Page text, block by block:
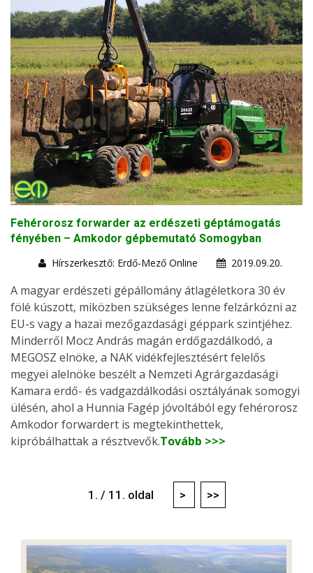
Fehérorosz forwarder az erdészeti géptámogatás
fényében – Amkodor gépbemutató Somogyban
Hírszerkesztő: Erdő-Mező Online
2019.09.20.
A magyar erdészeti gépállomány átlagéletkora 30 év
fölé kúszott, miközben szükséges lenne felzárkózni az
EU-s vagy a hazai mezőgazdasági géppark szintjéhez.
Minderről Mocz András magán erdőgazdálkodó, a
MEGOSZ elnöke, a NAK vidékfejlesztésért felelős
megyei alelnöke beszélt a Nemzeti Agrárgazdasági
Kamara erdő- és vadgazdálkodási osztályának somogyi
ülésén, ahol a Hunnia Fagép jóvoltából egy fehérorosz
Amkodor forwardert is megtekinthettek,
kipróbálhattak a résztvevők.Tovább >>>
1. / 11. oldal > >>